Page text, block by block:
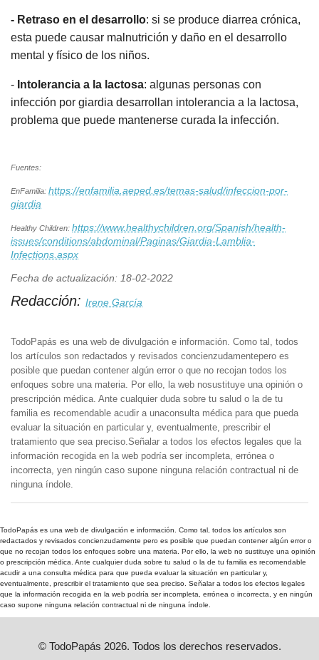
- Retraso en el desarrollo: si se produce diarrea crónica,
esta puede causar malnutrición y daño en el desarrollo
mental y físico de los niños.
- Intolerancia a la lactosa: algunas personas con
infección por giardia desarrollan intolerancia a la lactosa,
problema que puede mantenerse curada la infección.
Fuentes:
EnFamilia: https://enfamilia.aeped.es/temas-salud/infeccion-por-
giardia
Healthy Children: https://www.healthychildren.org/Spanish/health-
issues/conditions/abdominal/Paginas/Giardia-Lamblia-
Infections.aspx
Fecha de actualización: 18-02-2022
Redacción: Irene García
TodoPapás es una web de divulgación e información. Como tal, todos
los artículos son redactados y revisados concienzudamentepero es
posible que puedan contener algún error o que no recojan todos los
enfoques sobre una materia. Por ello, la web nosustituye una opinión o
prescripción médica. Ante cualquier duda sobre tu salud o la de tu
familia es recomendable acudir a unaconsulta médica para que pueda
evaluar la situación en particular y, eventualmente, prescribir el
tratamiento que sea preciso.Señalar a todos los efectos legales que la
información recogida en la web podría ser incompleta, errónea o
incorrecta, yen ningún caso supone ninguna relación contractual ni de
ninguna índole.
TodoPapás es una web de divulgación e información. Como tal, todos los artículos son
redactados y revisados concienzudamente pero es posible que puedan contener algún error o
que no recojan todos los enfoques sobre una materia. Por ello, la web no sustituye una opinión
o prescripción médica. Ante cualquier duda sobre tu salud o la de tu familia es recomendable
acudir a una consulta médica para que pueda evaluar la situación en particular y,
eventualmente, prescribir el tratamiento que sea preciso. Señalar a todos los efectos legales
que la información recogida en la web podría ser incompleta, errónea o incorrecta, y en ningún
caso supone ninguna relación contractual ni de ninguna índole.
© TodoPapás 2026. Todos los derechos reservados.